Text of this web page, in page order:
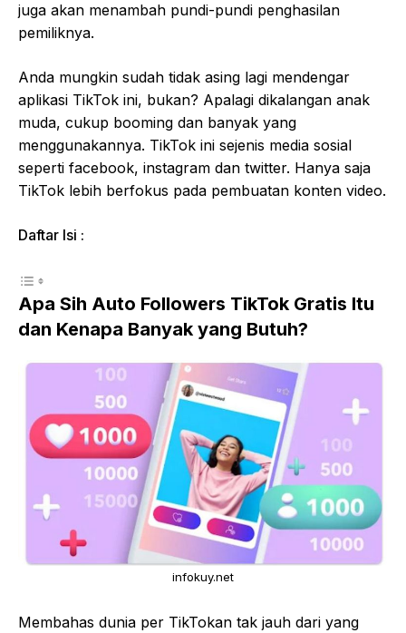
juga akan menambah pundi-pundi penghasilan
pemiliknya.
Anda mungkin sudah tidak asing lagi mendengar
aplikasi TikTok ini, bukan? Apalagi dikalangan anak
muda, cukup booming dan banyak yang
menggunakannya. TikTok ini sejenis media sosial
seperti facebook, instagram dan twitter. Hanya saja
TikTok lebih berfokus pada pembuatan konten video.
Daftar Isi :
Apa Sih Auto Followers TikTok Gratis Itu
dan Kenapa Banyak yang Butuh?
infokuy.net
Membahas dunia per TikTokan tak jauh dari yang